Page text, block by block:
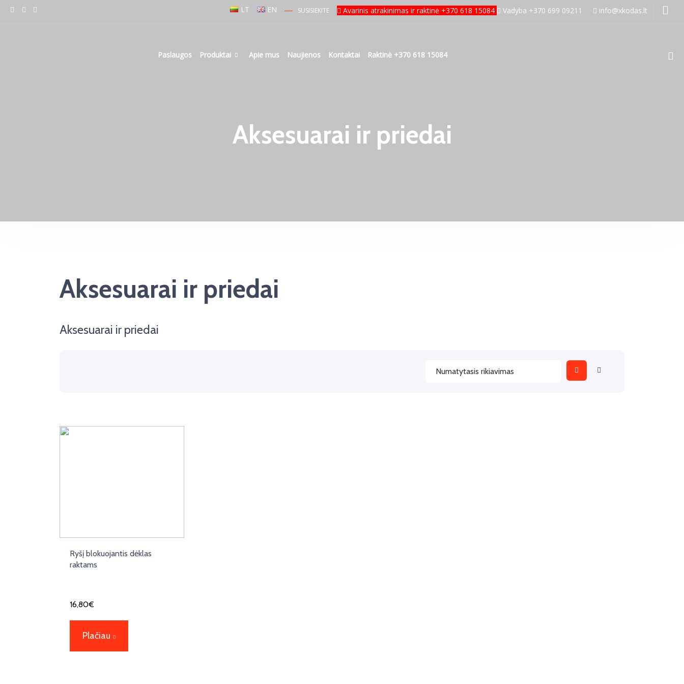
LT EN SUSISIEKITE Avarinis atrakinimas ir raktinė +370 618 15084 Vadyba +370 699 09211 info@xkodas.lt
Paslaugos Produktai Apie mus Naujienos Kontaktai Raktinė +370 618 15084
Aksesuarai ir priedai
Aksesuarai ir priedai
Aksesuarai ir priedai
Ryšį blokuojantis dėklas
raktams
16,80€
Plačiau